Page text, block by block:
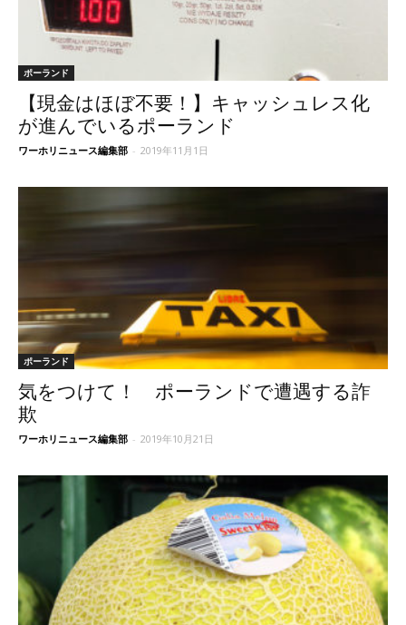
ポーランド
【現金はほぼ不要！】キャッシュレス化
が進んでいるポーランド
ワーホリニュース編集部 - 2019年11月1日
ポーランド
気をつけて！ ポーランドで遭遇する詐
欺
ワーホリニュース編集部 - 2019年10月21日